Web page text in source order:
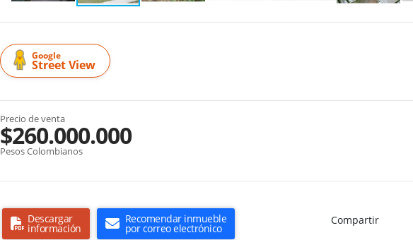
Google
Street View
Precio de venta
$260.000.000
Pesos Colombianos
Descargar
información
Recomendar inmueble
por correo electrónico
Compartir